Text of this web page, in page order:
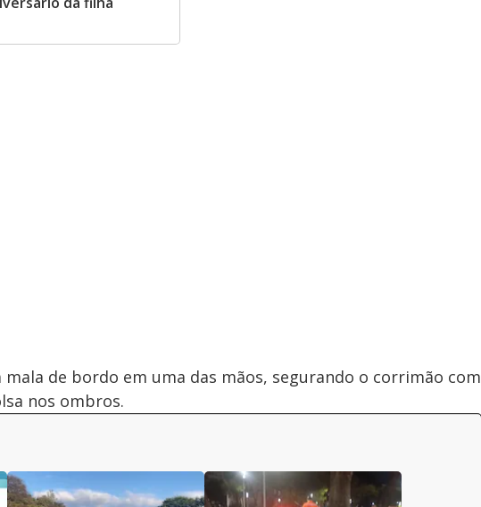
mala de bordo em uma das mãos, segurando o corrimão com
nos ombros.